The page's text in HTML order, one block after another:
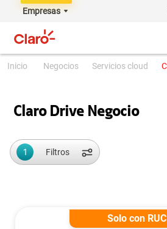
Empresas
negocios servicios cloud
Claro Drive Negocio
1 Filtros
Solo con RUC